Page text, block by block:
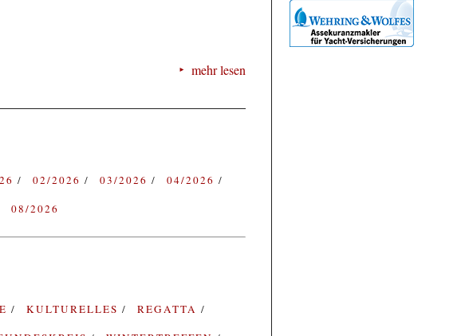
mehr lesen
02/2026 03/2026
04/2026
08/2026
KULTURELLES
REGATTA